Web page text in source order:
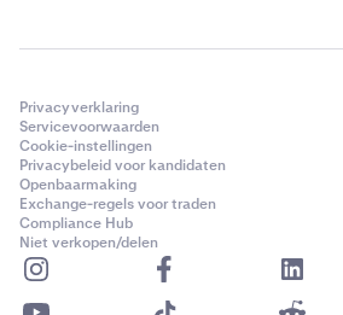
Privacyverklaring
Servicevoorwaarden
Cookie-instellingen
Privacybeleid voor kandidaten
Openbaarmaking
Exchange-regels voor traden
Compliance Hub
Niet verkopen/delen